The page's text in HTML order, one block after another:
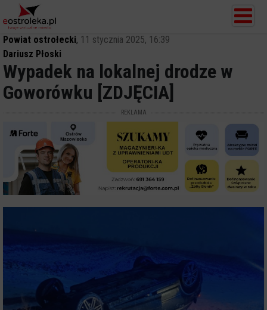
Powiat ostrołecki, 11 stycznia 2025, 16:39
Dariusz Płoski
Wypadek na lokalnej drodze w
Goworówku [ZDJĘCIA]
REKLAMA